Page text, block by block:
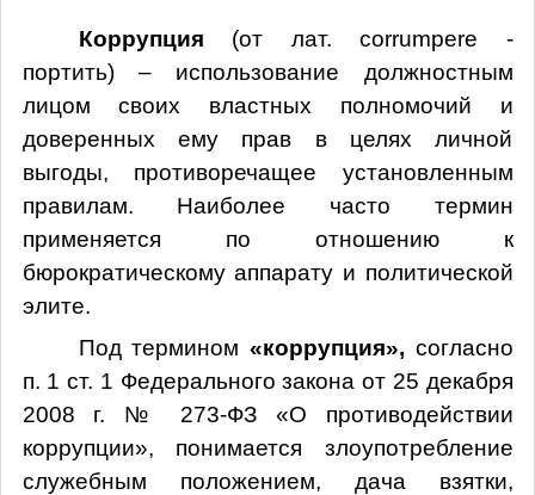
Коррупция (от лат. corrumpere -
портить) – использование должностным
лицом своих властных полномочий и
доверенных ему прав в целях личной
выгоды, противоречащее установленным
правилам. Наиболее часто термин
применяется по отношению к
бюрократическому аппарату и политической
элите.
Под термином «коррупция», согласно
п. 1 ст. 1 Федерального закона от 25 декабря
2008 г. № 273-ФЗ «О противодействии
коррупции», понимается злоупотребление
служебным положением, дача взятки,